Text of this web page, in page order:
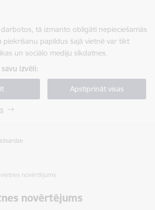
tā izmanto obligāti nepieciešamās
piekrišanu papildus šajā vietnē var tikt
un sociālo mediju sīkdatnes.
izvēli:
Apstiprināt visas
novērtējums
novērtējums